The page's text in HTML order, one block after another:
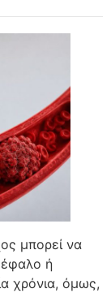
μπορεί να
ή
χρόνια, όμως,